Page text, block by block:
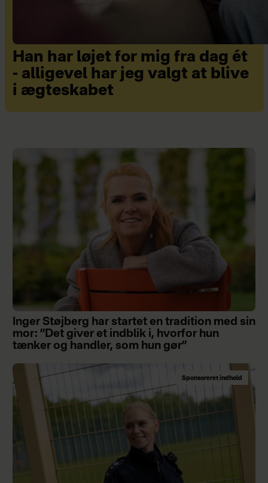
Han har løjet for mig fra dag ét
- alligevel har jeg valgt at blive
i ægteskabet
Inger Støjberg har startet en tradition med sin
mor: ”Det giver et indblik i, hvorfor hun
tænker og handler, som hun gør”
Sponsoreret indhold